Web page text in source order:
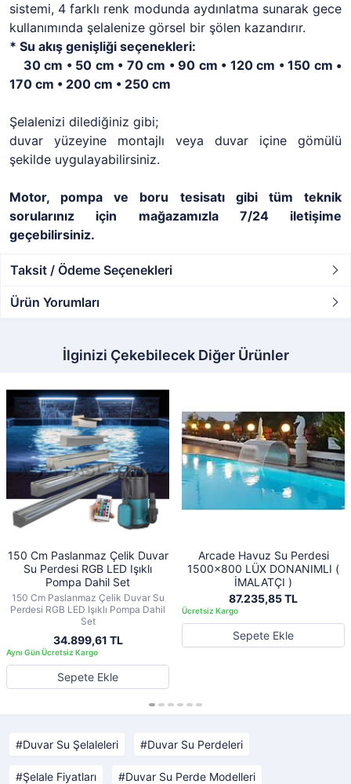
sistemi, 4 farklı renk modunda aydınlatma sunarak gece
kullanımında şelalenize görsel bir şölen kazandırır.
* Su akış genişliği seçenekleri:
30 cm • 50 cm • 70 cm • 90 cm • 120 cm • 150 cm •
170 cm • 200 cm • 250 cm
Şelalenizi dilediğiniz gibi;
duvar yüzeyine montajlı veya duvar içine gömülü
şekilde uygulayabilirsiniz.
Motor, pompa ve boru tesisatı gibi tüm teknik
sorularınız için mağazamızla 7/24 iletişime
geçebilirsiniz.
Taksit / Ödeme Seçenekleri
Ürün Yorumları
İlginizi Çekebilecek Diğer Ürünler
150 Cm Paslanmaz Çelik Duvar
Su Perdesi RGB LED Işıklı
Pompa Dahil Set
150 Cm Paslanmaz Çelik Duvar Su
Perdesi RGB LED Işıklı Pompa Dahil
Set
34.899,61 TL
Sepete Ekle
Arcade Havuz Su Perdesi
1500x800 LÜX DONANIMLI (
İMALATÇI )
87.235,85 TL
Sepete Ekle
Duvar Su Şelaleleri Duvar Su Perdeleri
Şelale Fiyatları Duvar Su Perde Modelleri